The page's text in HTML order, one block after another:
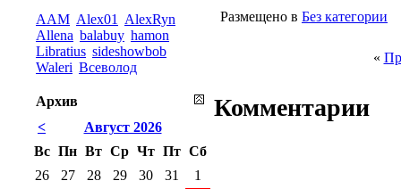
Размещено в Без категории
«
Комментарии
AAM Alex01
AlexRyn
Allena balabuy hamon
Libratius sideshowbob
Waleri Всеволод
Архив
<
Август 2026
Вс Пн Вт Ср Чт Пт Сб
26
27 28 29 30 31
1